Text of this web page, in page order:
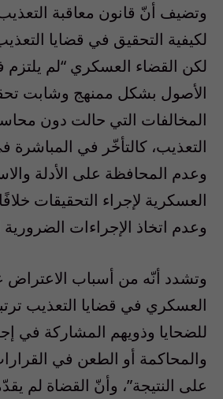
وتضيف أنّ قانون معاقبة
لكيفية التحقيق في قضايا
لكن القضاء العسكري “لم
الأصول بشكل ممنهج وشابت
المخالفات التي حالت دون
التعذيب، كالتأخّر في المباشرة
وعدم المحافظة على الأدلة
العسكرية لإجراء التحقيقات
وعدم اتخاذ الإجراءات الضرورية
وتشدد أنّه من أسباب الاعتراض
العسكري في قضايا التعذيب
للضحايا وذويهم المشاركة في
والمحاكمة أو الطعن في القرارات
على النتيجة”، وأنّ القضاة لم